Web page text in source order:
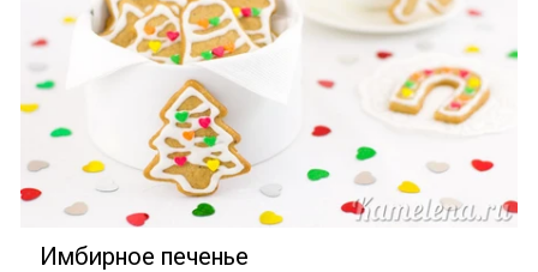
Имбирное печенье